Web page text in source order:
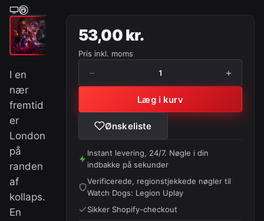
I en
nær
fremtid
er
London
på
randen
af
kollaps.
En
53,00 kr.
Pris inkl. moms
− 1 +
Læg i kurv
Ønskeliste
Instant levering, 24/7. Nøgle i din
indbakke på sekunder
Verificerede, regionstjekkede nøgler til
Watch Dogs: Legion Uplay
Sikker Shopify-checkout